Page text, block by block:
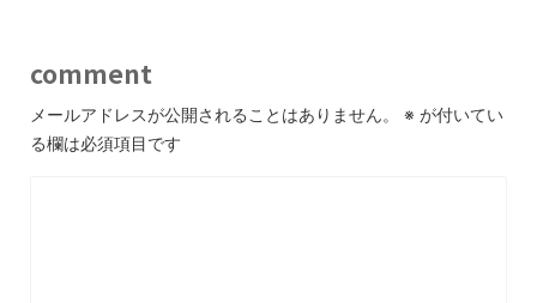
comment
メールアドレスが公開されることはありません。 ※ が付いてい
る欄は必須項目です